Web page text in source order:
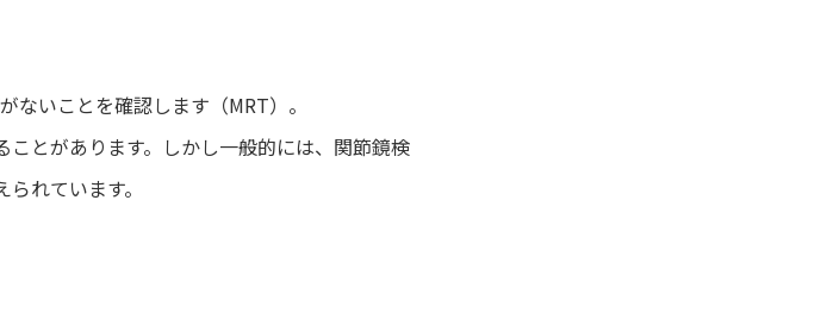
ないことを確認します（MRT）。
とがあります。しかし一般的には、関節鏡検
れています。